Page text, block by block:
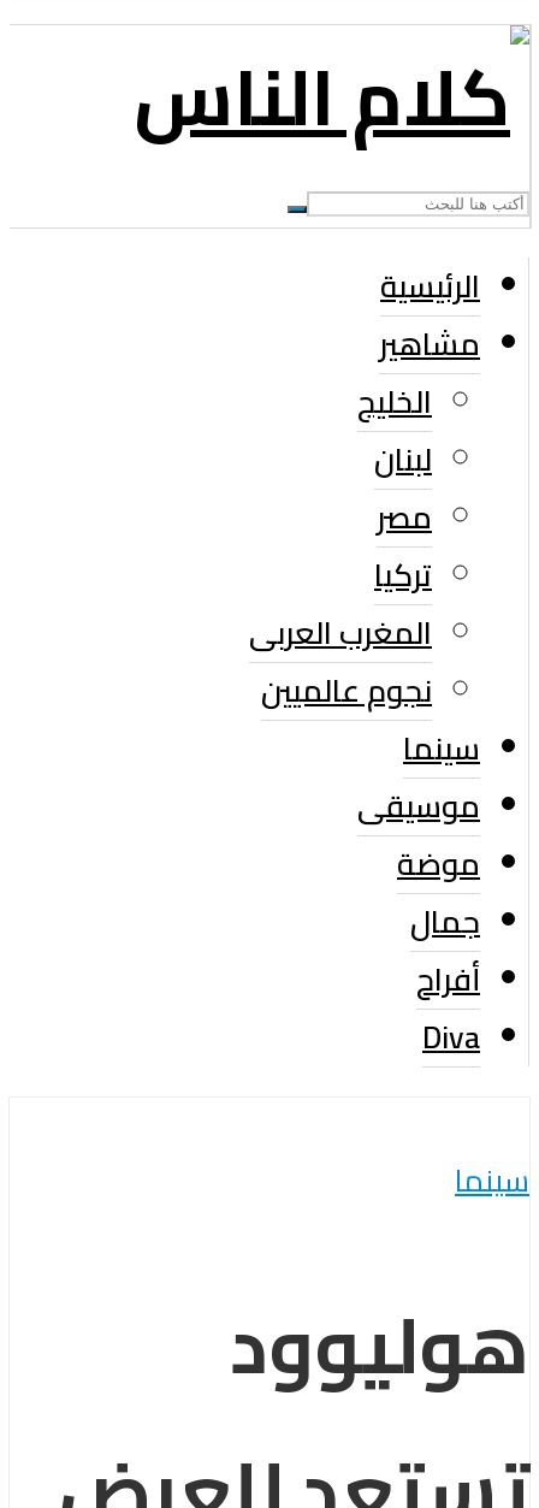
الرئيسية
مشاهير
الخليج
لبنان
مصر
تركيا
المغرب العربى
نجوم عالميين
سينما
موسيقى
موضة
جمال
أفراح
Diva
سينما
هوليوود